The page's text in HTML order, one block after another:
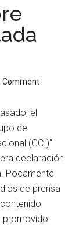
Comment
el
de
(GCI)"
declaración
Pocamente
de prensa
promovido